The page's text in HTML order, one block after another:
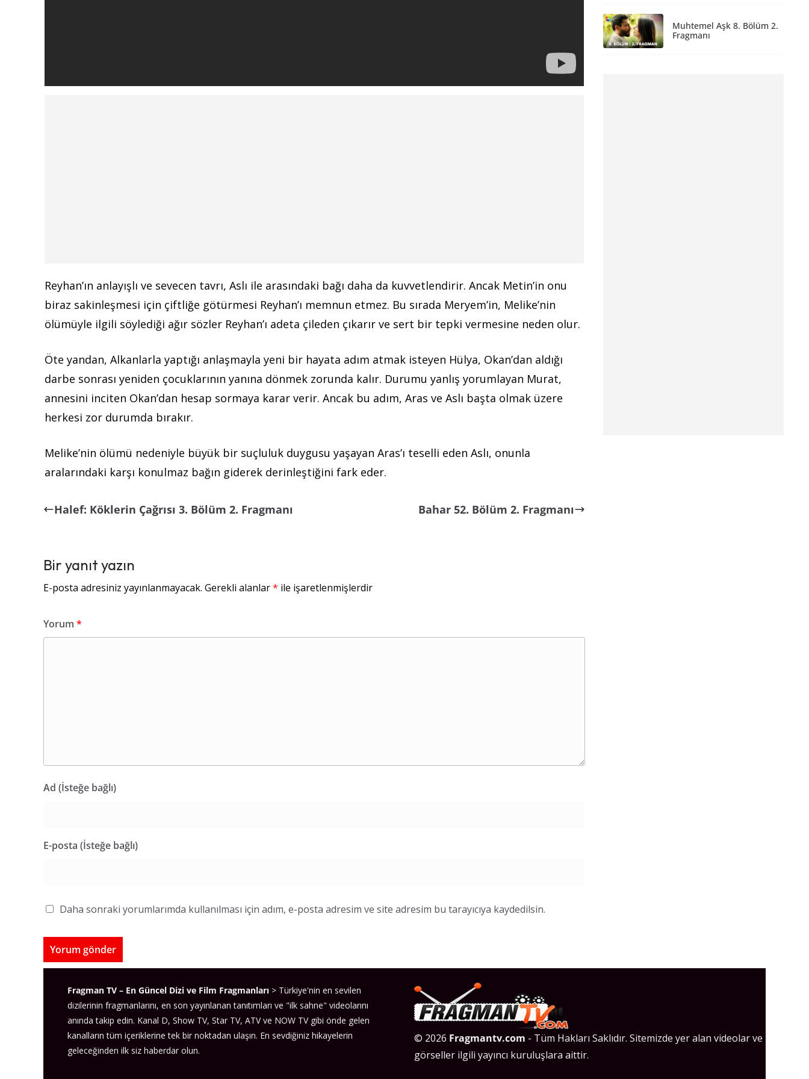
Reyhan’ın anlayışlı ve sevecen tavrı, Aslı ile arasındaki bağı daha da kuvvetlendirir. Ancak Metin’in onu
biraz sakinleşmesi için çiftliğe götürmesi Reyhan’ı memnun etmez. Bu sırada Meryem’in, Melike’nin
ölümüyle ilgili söylediği ağır sözler Reyhan’ı adeta çileden çıkarır ve sert bir tepki vermesine neden olur.
Öte yandan, Alkanlarla yaptığı anlaşmayla yeni bir hayata adım atmak isteyen Hülya, Okan’dan aldığı
darbe sonrası yeniden çocuklarının yanına dönmek zorunda kalır. Durumu yanlış yorumlayan Murat,
annesini inciten Okan’dan hesap sormaya karar verir. Ancak bu adım, Aras ve Aslı başta olmak üzere
herkesi zor durumda bırakır.
Melike’nin ölümü nedeniyle büyük bir suçluluk duygusu yaşayan Aras’ı teselli eden Aslı, onunla
aralarındaki karşı konulmaz bağın giderek derinleştiğini fark eder.
Halef: Köklerin Çağrısı 3. Bölüm 2. Fragmanı Bahar 52. Bölüm 2. Fragmanı
Bir yanıt yazın
E-posta adresiniz yayınlanmayacak. Gerekli alanlar* ile işaretlenmişlerdir
Yorum *
Ad (İsteğe bağlı)
E-posta (İsteğe bağlı)
Daha sonraki yorumlarımda kullanılması için adım, e-posta adresim ve site adresim bu tarayıcıya kaydedilsin.
Muhtemel Aşk 8. Bölüm 2.
Fragmanı
Fragman TV – En Güncel Dizi ve Film Fragmanları > Türkiye'nin en sevilen
dizilerinin fragmanlarını, en son yayınlanan tanıtımları ve "ilk sahne" videolarını
anında takip edin. Kanal D, Show TV, Star TV, ATV ve NOW TV gibi önde gelen
kanalların tüm içeriklerine tek bir noktadan ulaşın. En sevdiğiniz hikayelerin
geleceğinden ilk siz haberdar olun.
© 2026 Fragmantv.com - Tüm Hakları Saklıdır. Sitemizde yer alan videolar ve
görseller ilgili yayıncı kuruluşlara aittir.